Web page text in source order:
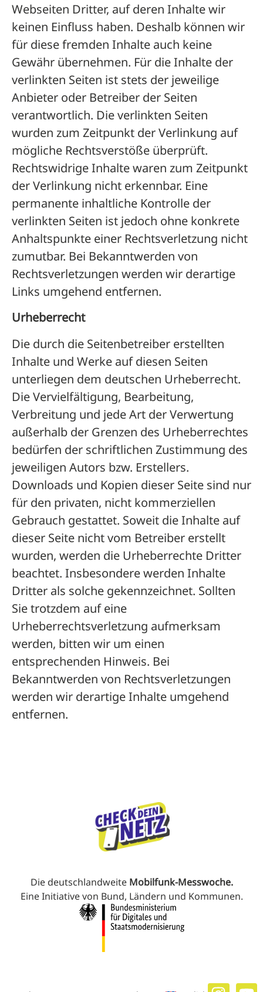
Webseiten Dritter, auf deren Inhalte wir
keinen Einfluss haben. Deshalb können wir
für diese fremden Inhalte auch keine
Gewähr übernehmen. Für die Inhalte der
verlinkten Seiten ist stets der jeweilige
Anbieter oder Betreiber der Seiten
verantwortlich. Die verlinkten Seiten
wurden zum Zeitpunkt der Verlinkung auf
mögliche Rechtsverstöße überprüft.
Rechtswidrige Inhalte waren zum Zeitpunkt
der Verlinkung nicht erkennbar. Eine
permanente inhaltliche Kontrolle der
verlinkten Seiten ist jedoch ohne konkrete
Anhaltspunkte einer Rechtsverletzung nicht
zumutbar. Bei Bekanntwerden von
Rechtsverletzungen werden wir derartige
Links umgehend entfernen.
Urheberrecht
Die durch die Seitenbetreiber erstellten
Inhalte und Werke auf diesen Seiten
unterliegen dem deutschen Urheberrecht.
Die Vervielfältigung, Bearbeitung,
Verbreitung und jede Art der Verwertung
außerhalb der Grenzen des Urheberrechtes
bedürfen der schriftlichen Zustimmung des
jeweiligen Autors bzw. Erstellers.
Downloads und Kopien dieser Seite sind nur
für den privaten, nicht kommerziellen
Gebrauch gestattet. Soweit die Inhalte auf
dieser Seite nicht vom Betreiber erstellt
wurden, werden die Urheberrechte Dritter
beachtet. Insbesondere werden Inhalte
Dritter als solche gekennzeichnet. Sollten
Sie trotzdem auf eine
Urheberrechtsverletzung aufmerksam
werden, bitten wir um einen
entsprechenden Hinweis. Bei
Bekanntwerden von Rechtsverletzungen
werden wir derartige Inhalte umgehend
entfernen.
Die deutschlandweite Mobilfunk-Messwoche.
Eine Initiative von Bund, Ländern und Kommunen.